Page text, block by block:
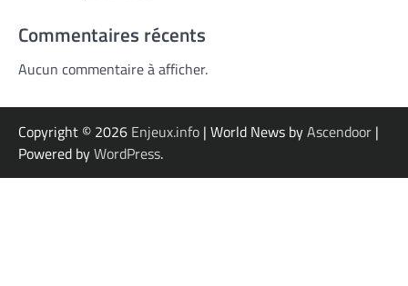
Commentaires récents
Aucun commentaire à afficher.
Copyright © 2026 Enjeux.info | World News byAscendoor |
Powered byWordPress.